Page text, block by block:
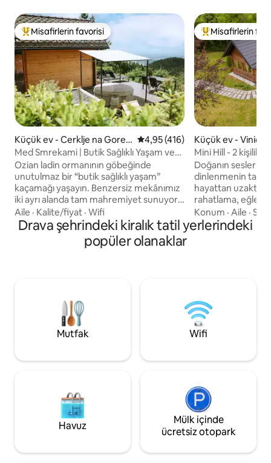
Misafirlerin favorilerinden en beğenilenler arasında
Misafirlerin favorisi
Küçük ev - Cerklje na Goren
jskem
5 üzerinden ortalama 4,95
4,95 (416)
Med Smrekami | Butik Sağlıklı Yaşam ve
SPA İnzivası
Ozian ladin ormanının göbeğinde
unutulmaz bir “butik sağlıklı yaşam”
kaçamağı yaşayın. Benzersiz mekânımız
iki ayrı alanda tam mahremiyet sunuyor:
Panoramik manzaralı, birinci sınıf masaj
koltuğu ve yatak içi film projektörü
bulunan romantik ahşap bir kulübe ile
kendi saunası, şöminesi ve mutfağı olan
konfor ve dinlenme arayan çiftler için
ideal. Sığınağınıza hoş geldiniz! RNO
Kimliği: 108171
Aile · Kalite/fiyat · Wifi
Misafirlerin
Misafirlerin
Küçük ev - Vinica
Mini Hill - 2 kişilik
Doğanın
dinlenmenin
hayattan uzakta,
rahatlama,
yaratılmış özel bir
Bu klasik bir turist
değildir. Mini Hill,
geldiniz.
Konum ·Aile ·
Drava şehrindeki kiralık tatil yerlerindeki
popüler olanaklar
Mutfak Wifi
Havuz
Mülk içinde
ücretsiz otopark